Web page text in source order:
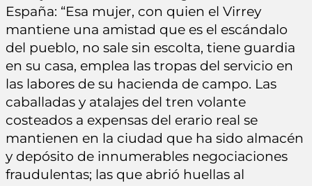
España: “Esa mujer, con quien el Virrey
mantiene una amistad que es el escándalo
del pueblo, no sale sin escolta, tiene guardia
en su casa, emplea las tropas del servicio en
las labores de su hacienda de campo. Las
caballadas y atalajes del tren volante
costeados a expensas del erario real se
mantienen en la ciudad que ha sido almacén
y depósito de innumerables negociaciones
fraudulentas; las que abrió huellas al